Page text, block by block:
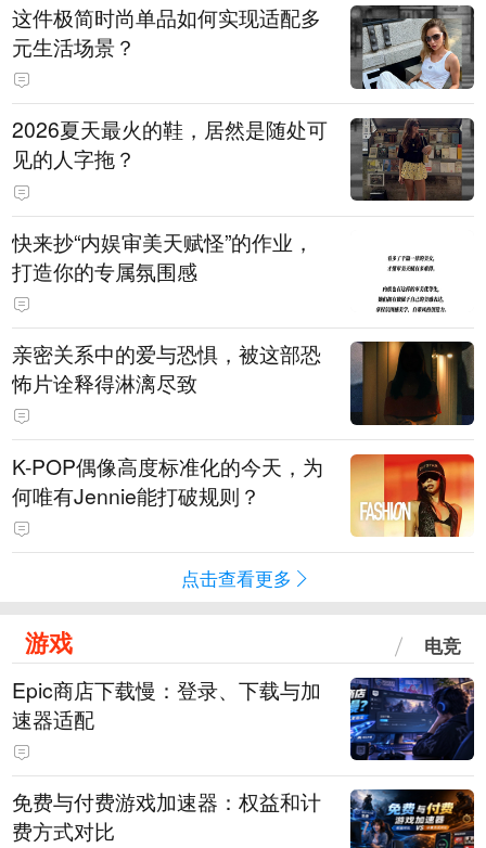
这件极简时尚单品如何实现适配多
元生活场景？
2026夏天最火的鞋，居然是随处可
见的人字拖？
快来抄“内娱审美天赋怪”的作业，
打造你的专属氛围感
亲密关系中的爱与恐惧，被这部恐
怖片诠释得淋漓尽致
K-POP偶像高度标准化的今天，为
何唯有Jennie能打破规则？
点击查看更多
游戏 电竞
Epic商店下载慢：登录、下载与加
速器适配
免费与付费游戏加速器：权益和计
费方式对比